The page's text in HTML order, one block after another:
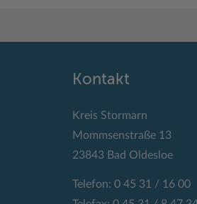
Kontakt
Kreis Stormarn
Mommsenstraße 13
23843 Bad Oldesloe
Telefon: 0 45 31 / 16 00